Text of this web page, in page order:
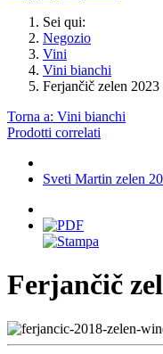
Sei qui:
Negozio
Vini
Vini bianchi
Ferjančič zelen 2023
Torna a: Vini bianchi
Prodotti correlati
Sveti Martin zelen
Ferjančič